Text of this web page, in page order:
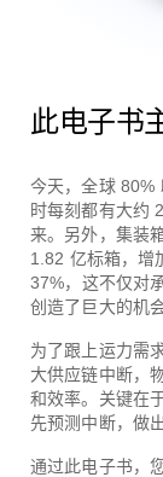
此电子书
今天，全球 80%
时每刻都有大约
来。另外，集装
1.82 亿标箱，增
37%，这不仅对
创造了巨大的机会
为了跟上运力需
大供应链中断，
和效率。关键在
先预测中断，做
通过此电子书，